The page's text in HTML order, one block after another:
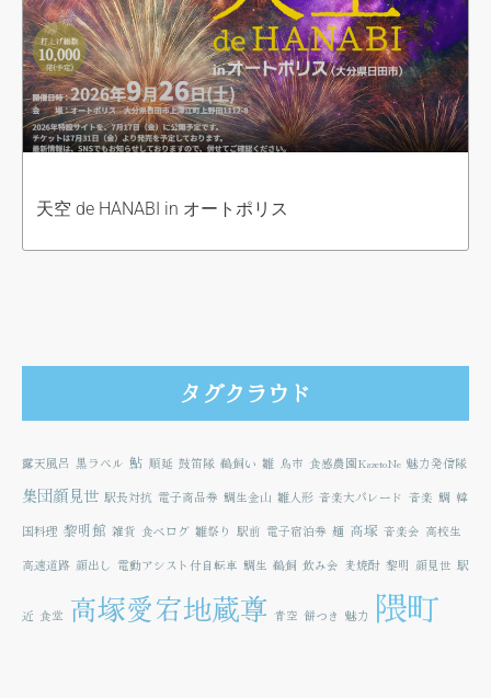
天空 de HANABI in オートポリス
タグクラウド
露天風呂 黒ラベル 鮎 順延 鼓笛隊 鵜飼い 雛 鳥市 食感農園KazetoNe 魅力発信隊
集団顔見世 駅長対抗 電子商品券 鯛生金山 雛人形 音楽大パレード 音楽 鯛 韓
国料理 黎明館 雑貨 食べログ 雛祭り 駅前 電子宿泊券 麺 高塚 音楽会 高校生
高速道路 顔出し 電動アシスト付自転車 鯛生 鵜飼 飲み会 麦焼酎 黎明 顔見世 駅
近 食堂 高塚愛宕地蔵尊 青空 餅つき 魅力 隈町